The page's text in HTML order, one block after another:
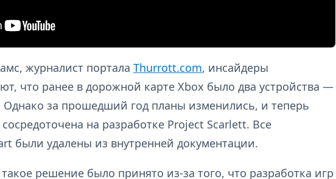
журналист портала Thurrott.com, инсайдеры
что ранее в дорожной карте Xbox было два устройства —
Однако за прошедший год планы изменились, и теперь
на разработке Project Scarlett. Все
были удалены из внутренней документации.
решение было принято из-за того, что разработка игр